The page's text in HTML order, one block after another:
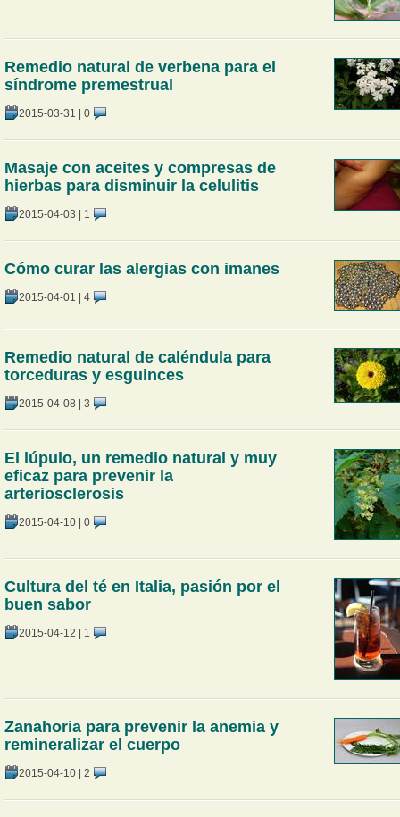
Remedio natural de verbena para el
síndrome premestrual
2015-03-31 | 0
Masaje con aceites y compresas de
hierbas para disminuir la celulitis
2015-04-03 | 1
Cómo curar las alergias con imanes
2015-04-01 | 4
Remedio natural de caléndula para
torceduras y esguinces
2015-04-08 | 3
El lúpulo, un remedio natural y muy
eficaz para prevenir la
arteriosclerosis
2015-04-10| 0
Cultura del té en Italia, pasión por el
buen sabor
2015-04-12 | 1
Zanahoria para prevenir la anemia y
remineralizar el cuerpo
2015-04-10| 2